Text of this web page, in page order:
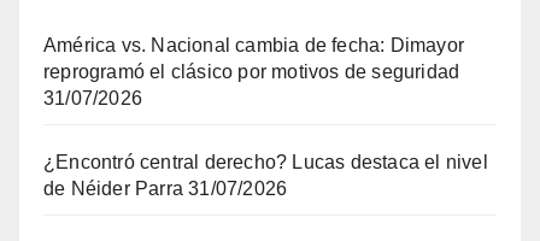
América vs. Nacional cambia de fecha: Dimayor
reprogramó el clásico por motivos de seguridad
31/07/2026
¿Encontró central derecho? Lucas destaca el nivel
de Néider Parra 31/07/2026